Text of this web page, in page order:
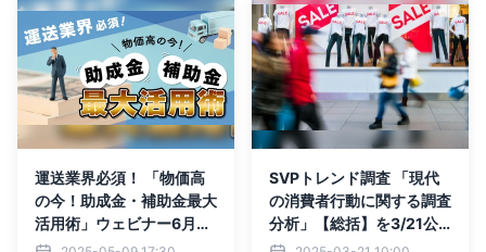
運送業界必須！ 「物価高
の今！助成金・補助金最大
活用術」ウェビナー6月24
日（火）無料開催
SVPトレンド調査 「現代
の消費者行動に関する調査
分析」【総括】を3/21公
開